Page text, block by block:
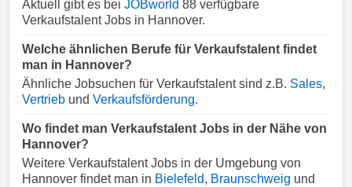
Aktuell gibt es bei JOBworld 88 verfügbare
Verkaufstalent Jobs in Hannover.
Welche ähnlichen Berufe für Verkaufstalent findet
man in Hannover?
Ähnliche Jobsuchen für Verkaufstalent sind z.B. Sales,
Vertrieb und Verkaufsförderung.
Wo findet man Verkaufstalent Jobs in der Nähe von
Hannover?
Weitere Verkaufstalent Jobs in der Umgebung von
Hannover findet man in Bielefeld, Braunschweig und